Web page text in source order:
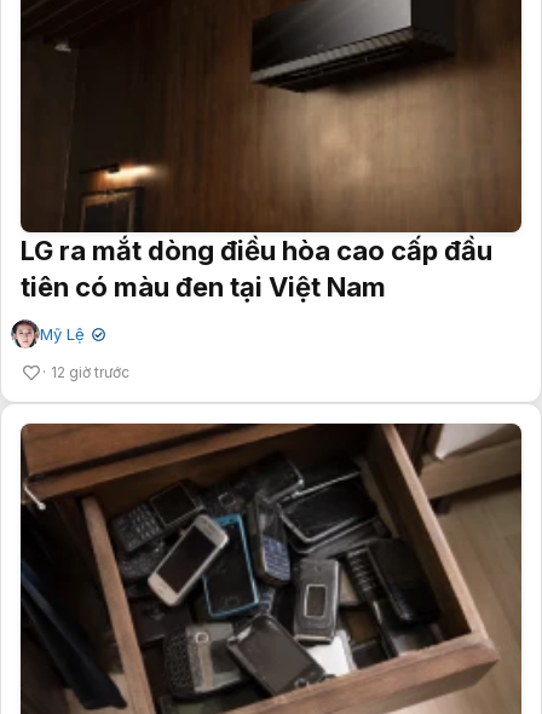
LG ra mắt dòng điều hòa cao cấp đầu
tiên có màu đen tại Việt Nam
Mỹ Lệ ✔
12 giờ trước